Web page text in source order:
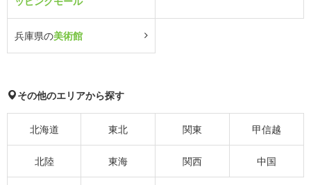
兵庫県の美術館
その他のエリアから探す
北海道 東北 関東 甲信越
北陸 東海 関西 中国